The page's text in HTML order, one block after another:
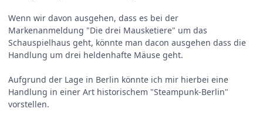
Wenn wir davon ausgehen, dass es bei der
Markenanmeldung "Die drei Mausketiere" um das
Schauspielhaus geht, könnte man dacon ausgehen dass die
Handlung um drei heldenhafte Mäuse geht.
Aufgrund der Lage in Berlin könnte ich mir hierbei eine
Handlung in einer Art historischem "Steampunk-Berlin"
vorstellen.